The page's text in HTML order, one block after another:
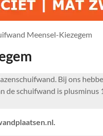
Meensel-Kiezegem
Bij ons
schuifwand is